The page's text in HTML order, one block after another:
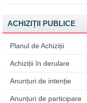
ACHIZIȚII PUBLICE
Planul de Achiziții
Achiziții în derulare
Anunțuri de intenție
Anunțuri de participare